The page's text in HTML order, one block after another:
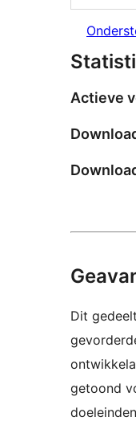
Actieve
Dit
getoond